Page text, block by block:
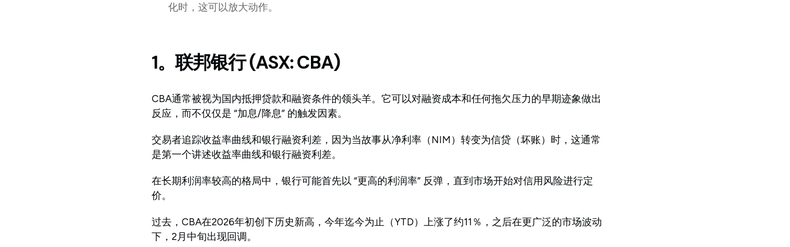
化时，这可以放大动作。
1。联邦银行 (ASX: CBA)
CBA通常被视为国内抵押贷款和融资条件的领头羊。它可以对融资成本和任何拖欠压力的早期迹象做出
反应，而不仅仅是 “加息/降息” 的触发因素。
交易者追踪收益率曲线和银行融资利差，因为当故事从净利率（NIM）转变为信贷（坏账）时，这通常
是第一个讲述收益率曲线和银行融资利差。
在长期利润率较高的格局中，银行可能首先以 “更高的利润率” 反弹，直到市场开始对信用风险进行定
价。
过去，CBA在2026年初创下历史新高，今年迄今为止（YTD）上涨了约11％，之后在更广泛的市场波动
下，2月中旬出现回调。